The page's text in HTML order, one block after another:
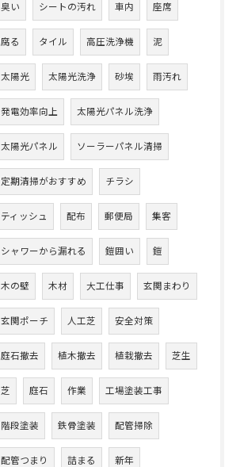
臭い シートの汚れ 車内 座席
腐る タイル 高圧洗浄機 泥
太陽光 太陽光洗浄 砂埃 雨汚れ
発電効率向上 太陽光パネル洗浄
太陽光パネル ソーラーパネル清掃
定期清掃がおすすめ チラシ
ティッシュ 配布 郵便局 集客
シャワーから漏れる 鎧囲い 鎧
木の壁 木材 大工仕事 玄関まわり
玄関ポーチ 人工芝 安全対策
庭石撤去 植木撤去 植栽撤去 芝生
芝 庭石 作業 工場塗装工事
階段塗装 鉄骨塗装 配管掃除
配管つまり 詰まる 新年